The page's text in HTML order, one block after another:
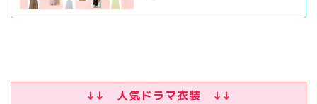
↓↓ 人気ドラマ衣装 ↓↓